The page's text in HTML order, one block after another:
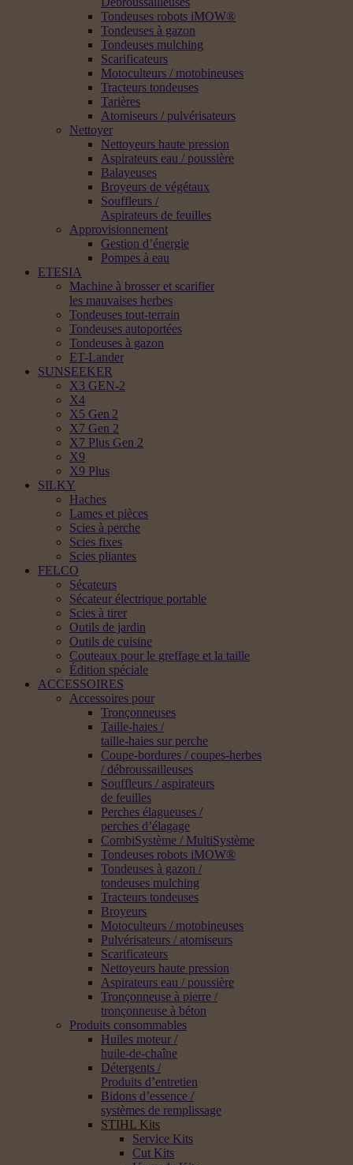
Tondeuses robots iMOW®
Tondeuses à gazon
Tondeuses mulching
Scarificateurs
Motoculteurs / motobineuses
Tracteurs tondeuses
Tarières
Atomiseurs / pulvérisateurs
Nettoyer
Nettoyeurs haute pression
Aspirateurs eau / poussière
Balayeuses
Broyeurs de végétaux
Souffleurs /
Aspirateurs de feuilles
Approvisionnement
Gestion d’énergie
Pompes à eau
ETESIA
Machine à brosser et scarifier
les mauvaises herbes
Tondeuses tout-terrain
Tondeuses autoportées
Tondeuses à gazon
ET-Lander
SUNSEEKER
X3 GEN-2
X4
X5 Gen 2
X7 Gen 2
X7 Plus Gen 2
X9
X9 Plus
SILKY
Haches
Lames et pièces
Scies à perche
Scies fixes
Scies pliantes
FELCO
Sécateurs
Sécateur électrique portable
Scies à tirer
Outils de jardin
Outils de cuisine
Couteaux pour le greffage et la taille
Édition spéciale
ACCESSOIRES
Accessoires pour
Tronçonneuses
Taille-haies /
taille-haies sur perche
Coupe-bordures / coupes-herbes
/ débroussailleuses
Souffleurs / aspirateurs
de feuilles
Perches élagueuses /
perches d’élagage
CombiSystème / MultiSystème
Tondeuses robots iMOW®
Tondeuses à gazon /
tondeuses mulching
Tracteurs tondeuses
Broyeurs
Motoculteurs / motobineuses
Pulvérisateurs / atomiseurs
Scarificateurs
Nettoyeurs haute pression
Aspirateurs eau / poussière
Tronçonneuse à pierre /
tronçonneuse à béton
Produits consommables
Huiles moteur /
huile-de-chaîne
Détergents /
Produits d’entretien
Bidons d’essence /
systèmes de remplissage
STIHL Kits
Service Kits
Cut Kits